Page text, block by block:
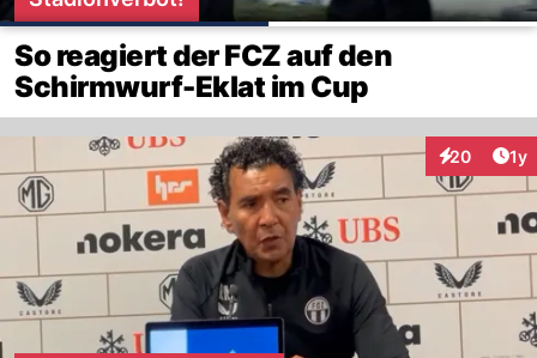
So reagiert der FCZ auf den
Schirmwurf-Eklat im Cup
20 1y